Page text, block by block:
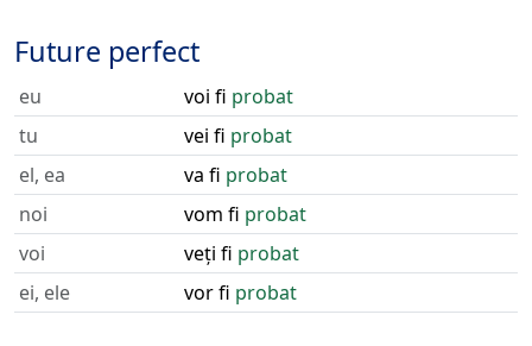
Future perfect
eu voi fi probat
tu
vei fi probat
el, ea
va fi probat
noi
vom fi probat
voi
veți fi probat
ei, ele
vor fi probat